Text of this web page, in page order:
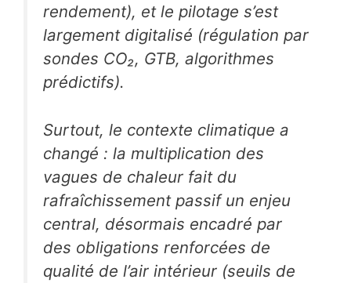
rendement), et le pilotage s’est
largement digitalisé (régulation par
sondes CO₂, GTB, algorithmes
prédictifs).
Surtout, le contexte climatique a
changé : la multiplication des
vagues de chaleur fait du
rafraîchissement passif un enjeu
central, désormais encadré par
des obligations renforcées de
qualité de l’air intérieur (seuils de